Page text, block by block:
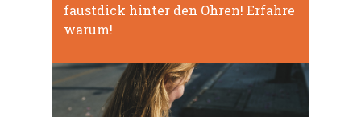
faustdick hinter den Ohren! Erfahre
warum!